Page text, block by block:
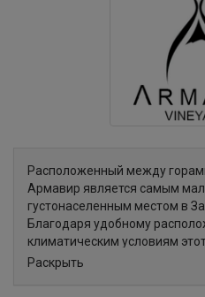
Расположенный между
Армавир является самым
густонаселенным местом в
Благодаря удобному
климатическим условиям
стал эпицентром развития
Раскрыть